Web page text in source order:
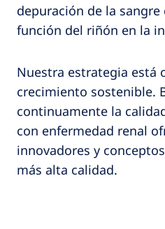
depuración de la
función del riñón en la
Nuestra estrategia está
crecimiento sostenible.
continuamente la
con enfermedad renal
innovadores y
más alta calidad.